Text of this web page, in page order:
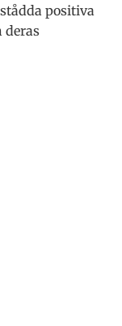
positiva
deras